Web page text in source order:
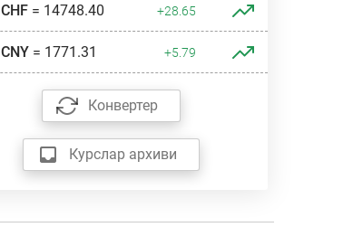
CHF= 14748.40 +28.65
CNY= 1771.31 +5.79
Конвертер
Курслар архиви